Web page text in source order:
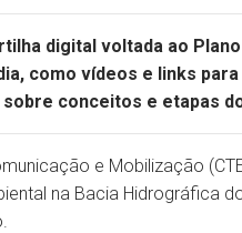
digital voltada ao
como vídeos e links
conceitos e etapas
e Mobilização
na Bacia Hidrográfica